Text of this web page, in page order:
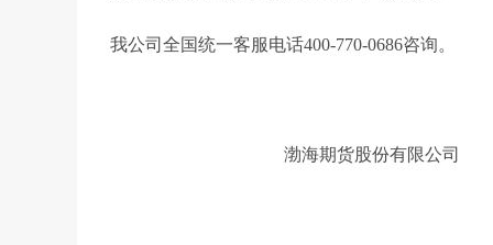
我公司全国统一客服电话400-770-0686咨询。
渤海期货股份有限公司